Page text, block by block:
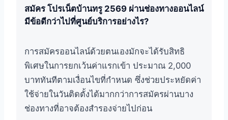
สมัคร โปรเน็ตบ้านทรู 2569 ผ่านช่องทางออนไลน์
มีข้อดีกว่าไปที่ศูนย์บริการอย่างไร?
การสมัครออนไลน์ด้วยตนเองมักจะได้รับสิทธิ
พิเศษในการยกเว้นค่าแรกเข้า ประมาณ 2,000
บาททันทีตามเงื่อนไขที่กำหนด ซึ่งช่วยประหยัดค่า
ใช้จ่ายในวันติดตั้งได้มากกว่าการสมัครผ่านบาง
ช่องทางที่อาจต้องสำรองจ่ายไปก่อน